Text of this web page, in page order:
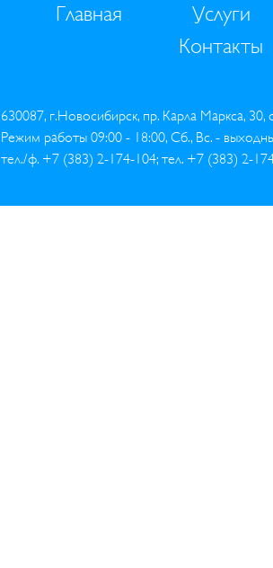
Главная
Услуги
Контакты
630087, г.Новосибирск, пр. Карла Маркса,
Режим работы 09:00 - 18:00, Сб., Вс. -
тел./ф. +7 (383) 2-174-104; тел. +7 (383) 2-